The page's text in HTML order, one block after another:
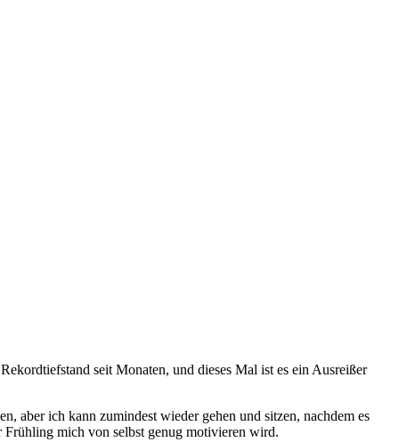
seit Monaten, und dieses Mal ist es ein Ausreißer
aber ich kann zumindest wieder gehen und sitzen, nachdem es
Frühling mich von selbst genug motivieren wird.